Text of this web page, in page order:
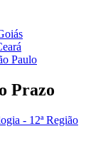
Paulo
Prazo
- 12ª Região